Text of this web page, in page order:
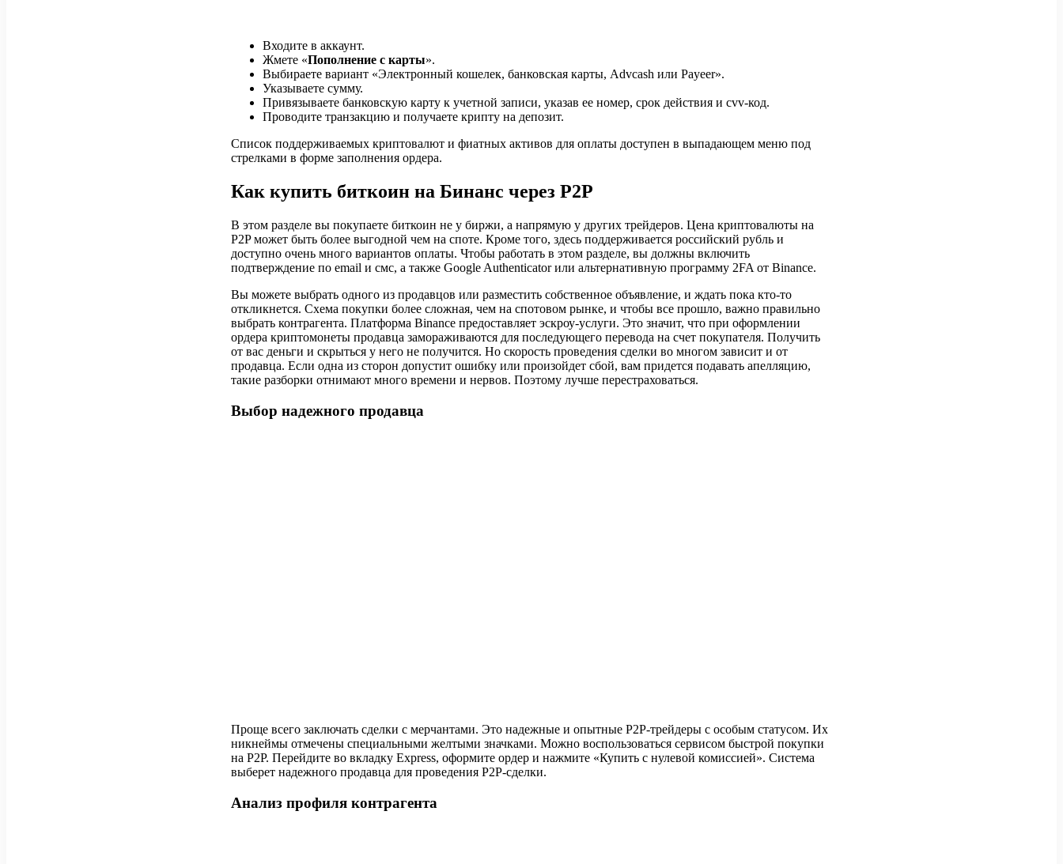
Входите в аккаунт.
Жмете «Пополнение с карты».
Выбираете вариант «Электронный кошелек, банковская карты, Advcash или Payeer».
Указываете сумму.
Привязываете банковскую карту к учетной записи, указав ее номер, срок действия и cvv-код.
Проводите транзакцию и получаете крипту на депозит.
Список поддерживаемых криптовалют и фиатных активов для оплаты доступен в выпадающем меню под
стрелками в форме заполнения ордера.
Как купить биткоин на Бинанс через P2P
В этом разделе вы покупаете биткоин не у биржи, а напрямую у других трейдеров. Цена криптовалюты на
P2P может быть более выгодной чем на споте. Кроме того, здесь поддерживается российский рубль и
доступно очень много вариантов оплаты. Чтобы работать в этом разделе, вы должны включить
подтверждение по email и смс, а также Google Authenticator или альтернативную программу 2FA от Binance.
Вы можете выбрать одного из продавцов или разместить собственное объявление, и ждать пока кто-то
откликнется. Схема покупки более сложная, чем на спотовом рынке, и чтобы все прошло, важно правильно
выбрать контрагента. Платформа Binance предоставляет эскроу-услуги. Это значит, что при оформлении
ордера криптомонеты продавца замораживаются для последующего перевода на счет покупателя. Получить
от вас деньги и скрыться у него не получится. Но скорость проведения сделки во многом зависит и от
продавца. Если одна из сторон допустит ошибку или произойдет сбой, вам придется подавать апелляцию,
такие разборки отнимают много времени и нервов. Поэтому лучше перестраховаться.
Выбор надежного продавца
Проще всего заключать сделки с мерчантами. Это надежные и опытные P2P-трейдеры с особым статусом. Их
никнеймы отмечены специальными желтыми значками. Можно воспользоваться сервисом быстрой покупки
на P2P. Перейдите во вкладку Express, оформите ордер и нажмите «Купить с нулевой комиссией». Система
выберет надежного продавца для проведения P2P-сделки.
Анализ профиля контрагента